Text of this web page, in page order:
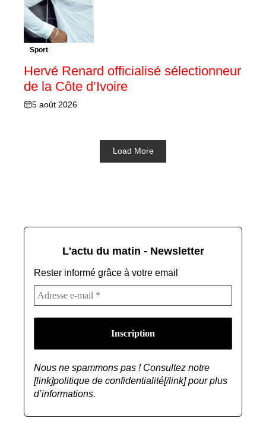
Sport
Hervé Renard officialisé sélectionneur
de la Côte d’Ivoire
5 août 2026
Load More
L'actu du matin - Newsletter
Rester informé grâce à votre email
Nous ne spammons pas ! Consultez notre
[link]politique de confidentialité[/link] pour plus
d’informations.